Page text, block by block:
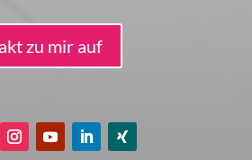
zu mir auf